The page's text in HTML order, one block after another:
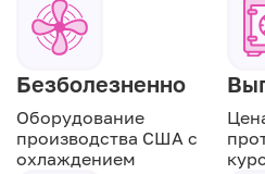
Безболезненно
Оборудование
производства США с
охлаждением